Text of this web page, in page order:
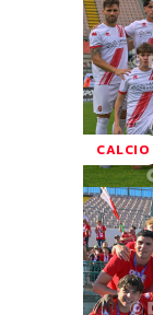
CALCIO